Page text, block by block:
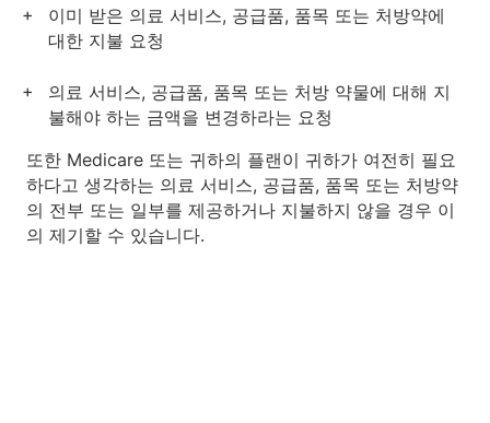
이미 받은 의료 서비스, 공급품, 품목 또는 처방약에
대한 지불 요청
의료 서비스, 공급품, 품목 또는 처방 약물에 대해 지
불해야 하는 금액을 변경하라는 요청
또한 Medicare 또는 귀하의 플랜이 귀하가 여전히 필요
하다고 생각하는 의료 서비스, 공급품, 품목 또는 처방약
의 전부 또는 일부를 제공하거나 지불하지 않을 경우 이
의 제기할 수 있습니다.